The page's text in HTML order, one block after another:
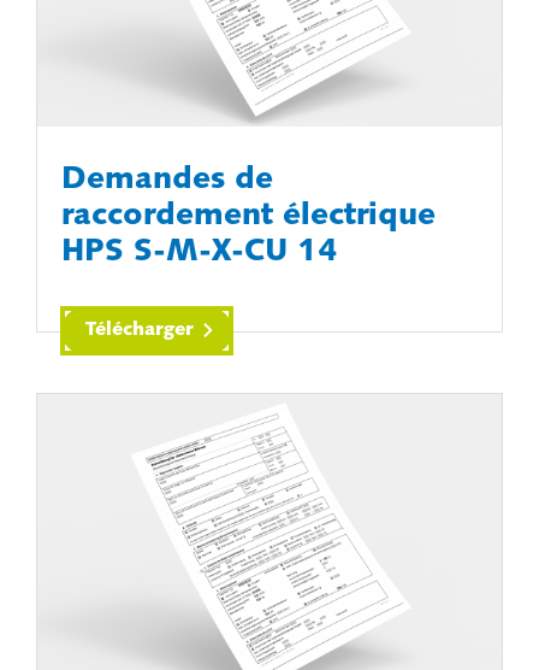
Demandes de
raccordement électrique
HPS S-M-X-CU 14
Télécharger